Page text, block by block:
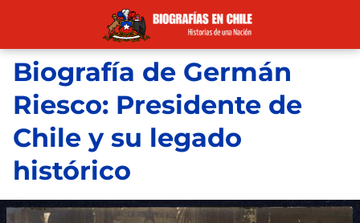
Biografía de Germán
Riesco: Presidente de
Chile y su legado
histórico